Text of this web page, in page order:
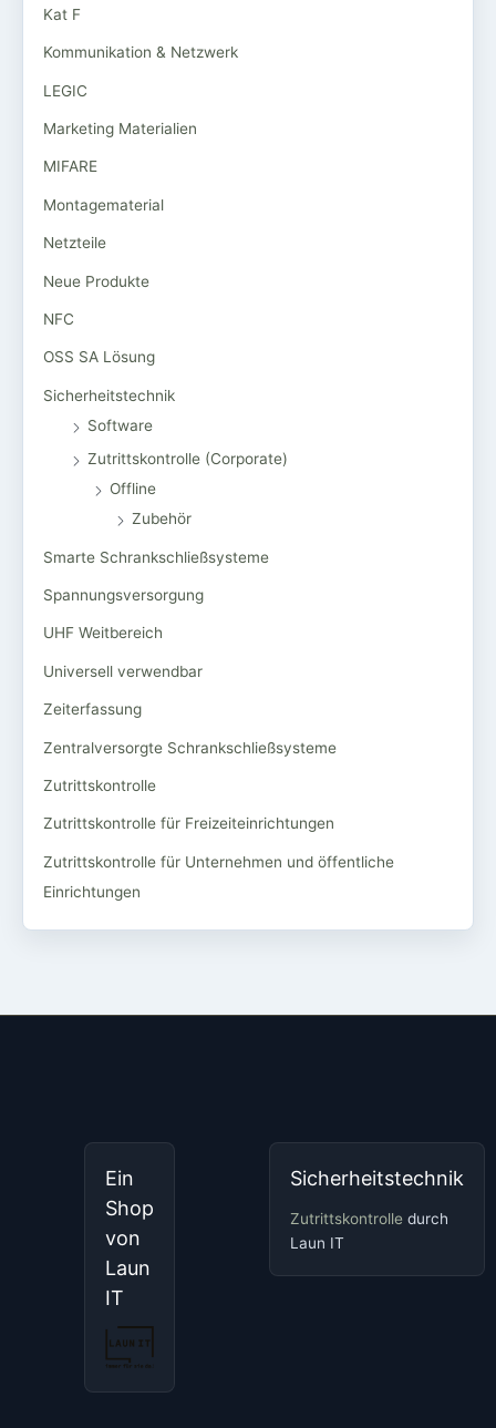
Kat F
Kommunikation & Netzwerk
LEGIC
Marketing Materialien
MIFARE
Montagematerial
Netzteile
Neue Produkte
NFC
OSS SA Lösung
Sicherheitstechnik
Software
Zutrittskontrolle (Corporate)
Offline
Zubehör
Smarte Schrankschließsysteme
Spannungsversorgung
UHF Weitbereich
Universell verwendbar
Zeiterfassung
Zentralversorgte Schrankschließsysteme
Zutrittskontrolle
Zutrittskontrolle für Freizeiteinrichtungen
Zutrittskontrolle für Unternehmen und öffentliche
Einrichtungen
Ein
Shop
von
Laun
IT
Sicherheitstechnik
Zutrittskontrolle durch
Laun IT